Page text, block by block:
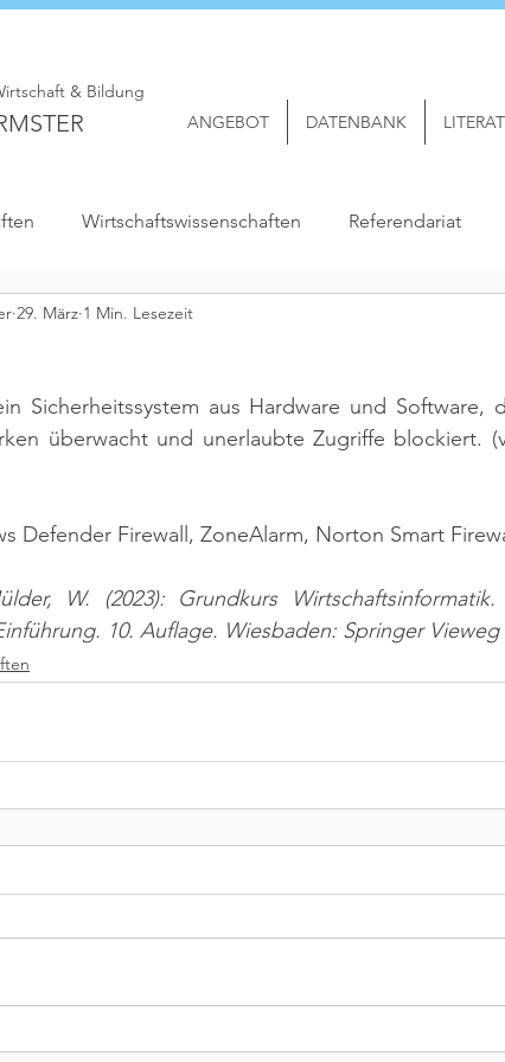
& Bildung
ANGEBOT DATENBANK
Wirtschaftswissenschaften Referendariat
29. März 1 Min. Lesezeit
Sicherheitssystem aus Hardware und Software,
überwacht und unerlaubte Zugriffe blockiert.
Defender Firewall, ZoneAlarm, Norton Smart
W. (2023): Grundkurs
10. Auflage. Wiesbaden: Springer Vieweg